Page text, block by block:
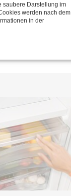
saubere Darstellung im
werden nach dem
in der